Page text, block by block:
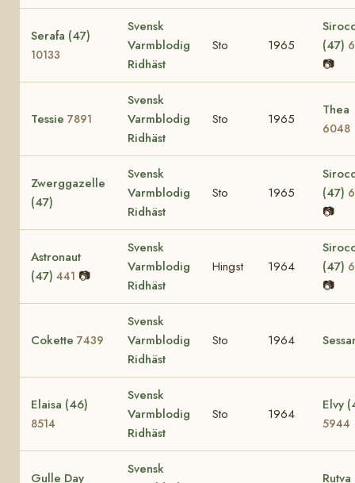
Serafa (47)
10133
Svensk
Varmblodig
Ridhäst
Sto 1965
(47)
📷
Tessie 7891
Svensk
Varmblodig
Ridhäst
Sto 1965
Thea
6048
Zwerggazelle
(47)
Svensk
Varmblodig
Ridhäst
Sto 1965
(47)
📷
Astronaut
(47) 441 📷
Svensk
Varmblodig
Ridhäst
Hingst 1964
(47)
📷
Cokette 7439
Svensk
Varmblodig
Ridhäst
Sto 1964
Elaisa (46)
8514
Svensk
Varmblodig
Ridhäst
Sto 1964
Elvy
5944
Gulle Day
Svensk